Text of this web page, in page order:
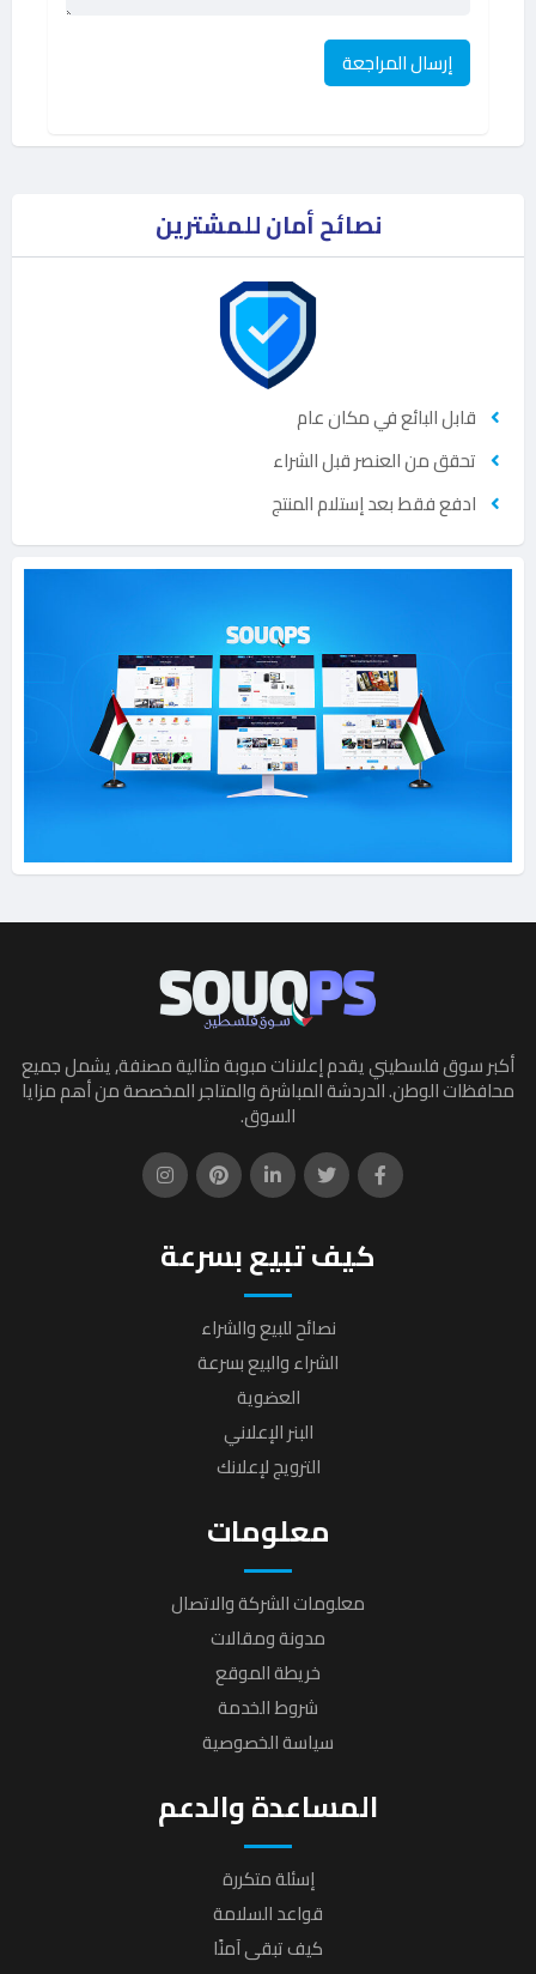
نصائح أمان للمشترين
قابل البائع في مكان عام
تحقق من العنصر قبل الشراء
ادفع فقط بعد إستلام المنتج
أكبر سوق فلسطيني يقدم إعلانات مبوبة مثالية مصنفة, يشمل جميع
محافظات الوطن. الدردشة المباشرة والمتاجر المخصصة من أهم مزايا
السوق.
كيف تبيع بسرعة
نصائح للبيع والشراء
الشراء والبيع بسرعة
العضوية
البنر الإعلاني
الترويج لإعلانك
معلومات
معلومات الشركة والاتصال
مدونة ومقالات
خريطة الموقع
شروط الخدمة
سياسة الخصوصية
المساعدة والدعم
إسئلة متكررة
قواعد السلامة
كيف تبقى آمنًا